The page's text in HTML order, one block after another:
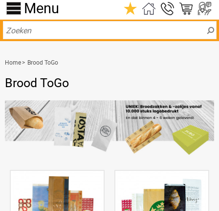
Menu
Home> Brood ToGo
Brood ToGo